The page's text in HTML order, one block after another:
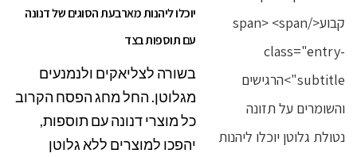
יוכלו ליהנות מארבעת הסוגים של דנונה
עם תוספות בצד
בשורה לצליאקים ולנמנעים
מגלוטן. החל מחג הפסח הקרוב
כל מוצרי דנונה עם תוספות,
יהפכו למוצרים ללא גלוטן